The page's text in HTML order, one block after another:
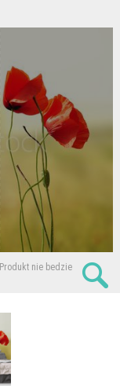
Produkt nie bedzie